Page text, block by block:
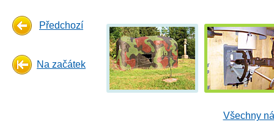
Předchozí
Na začátek
Všechny